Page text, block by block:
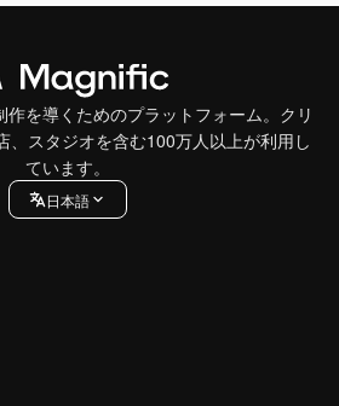
を導くためのプラットフォーム。クリ
、スタジオを含む100万人以上が利用し
ています。
日本語